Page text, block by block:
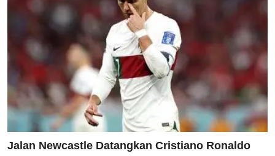
Jalan Newcastle Datangkan Cristiano Ronaldo